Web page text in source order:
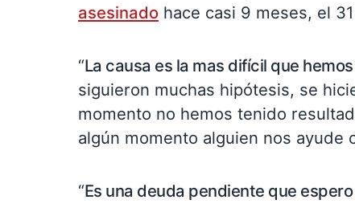
asesinado hace casi 9 meses, el
“La causa es la mas difícil que
siguieron muchas hipótesis, se
momento no hemos tenido
algún momento alguien nos ayude
“Es una deuda pendiente que